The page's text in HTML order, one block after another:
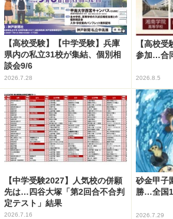
【高校受験】【中学受験】兵庫
県内の私立31校が集結、個別相
談会9/6
2026.7.28
【高校
参加…合
2026.8.5
【中学受験2027】人気校の併願
先は…四谷大塚「第2回合不合判
定テスト」結果
2026.7.16
砂金甲子
勝…全国
2026.7.29